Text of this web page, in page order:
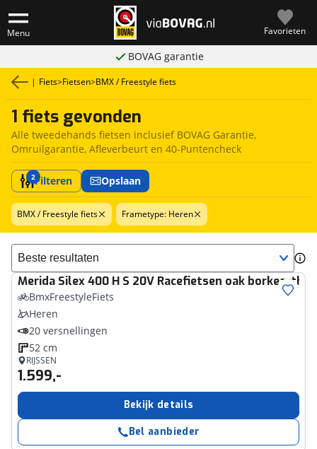
Menu Favorieten
BOVAG garantie
| Fiets>Fietsen>BMX / Freestyle fiets
1 fiets gevonden
Alle tweedehands fietsen inclusief BOVAG Garantie,
Omruilgarantie, Afleverbeurt en 40-Puntencheck
2Filteren Opslaan
BMX / Freestyle fiets Frametype: Heren
Sorteer resultaten
Merida Silex 400 H S 20V Racefietsen oak borkearth
BmxFreestyleFiets
Heren
20 versnellingen
52 cm
RIJSSEN
1.599,-
Bekijk details
Bel aanbieder